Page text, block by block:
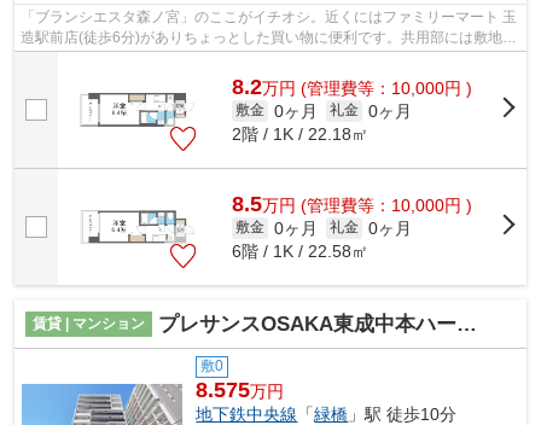
「ブランシエスタ森ノ宮」のここがイチオシ。近くにはファミリーマート 玉
造駅前店(徒歩6分)がありちょっとした買い物に便利です。共用部には敷地内
8.2万円 (管理費等：10,000円 )
敷金 0ヶ月 礼金 0ヶ月
2階 / 1K / 22.18㎡
8.5万円 (管理費等：10,000円 )
敷金 0ヶ月 礼金 0ヶ月
6階 / 1K / 22.58㎡
賃貸 | マンション プレサンスOSAKA東成中本ハーヴィル
敷0
8.575万円
地下鉄中央線 「緑橋 」駅 徒歩10分